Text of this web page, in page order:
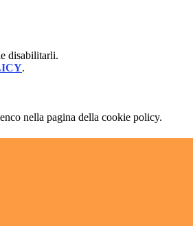
disabilitarli.
.
nella pagina della cookie policy.